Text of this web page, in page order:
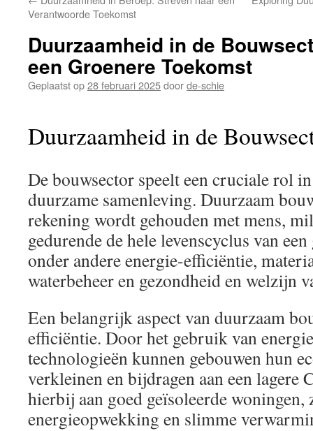
inhoud
Verantwoorde Toekomst
Duurzaamheid in de
een Groenere Toekomst
Geplaatst op28 februari 2025doorde-schie
Duurzaamheid in de
De bouwsector speelt een cruciale rol
duurzame samenleving. Duurzaam
rekening wordt gehouden met mens,
gedurende de hele levenscyclus van
onder andere energie-efficiëntie,
waterbeheer en gezondheid en welzijn
Een belangrijk aspect van duurzaam
efficiëntie. Door het gebruik van
technologieën kunnen gebouwen hun
verkleinen en bijdragen aan een lagere
hierbij aan goed geïsoleerde woningen,
energieopwekking en slimme